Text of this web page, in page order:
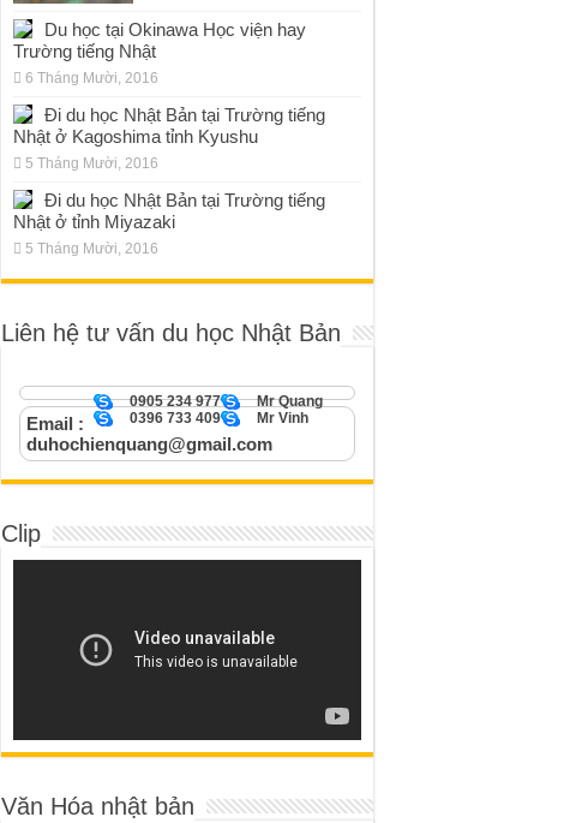
Du học tại Okinawa Học viện hay
Trường tiếng Nhật
6 Tháng Mười, 2016
Đi du học Nhật Bản tại Trường tiếng
Nhật ở Kagoshima tỉnh Kyushu
5 Tháng Mười, 2016
Đi du học Nhật Bản tại Trường tiếng
Nhật ở tỉnh Miyazaki
5 Tháng Mười, 2016
Liên hệ tư vấn du học Nhật Bản
Mr Quang
0905 234 977
Mr Vinh
0396 733 409
Email :
duhochienquang@gmail.com
Clip
Văn Hóa nhật bản